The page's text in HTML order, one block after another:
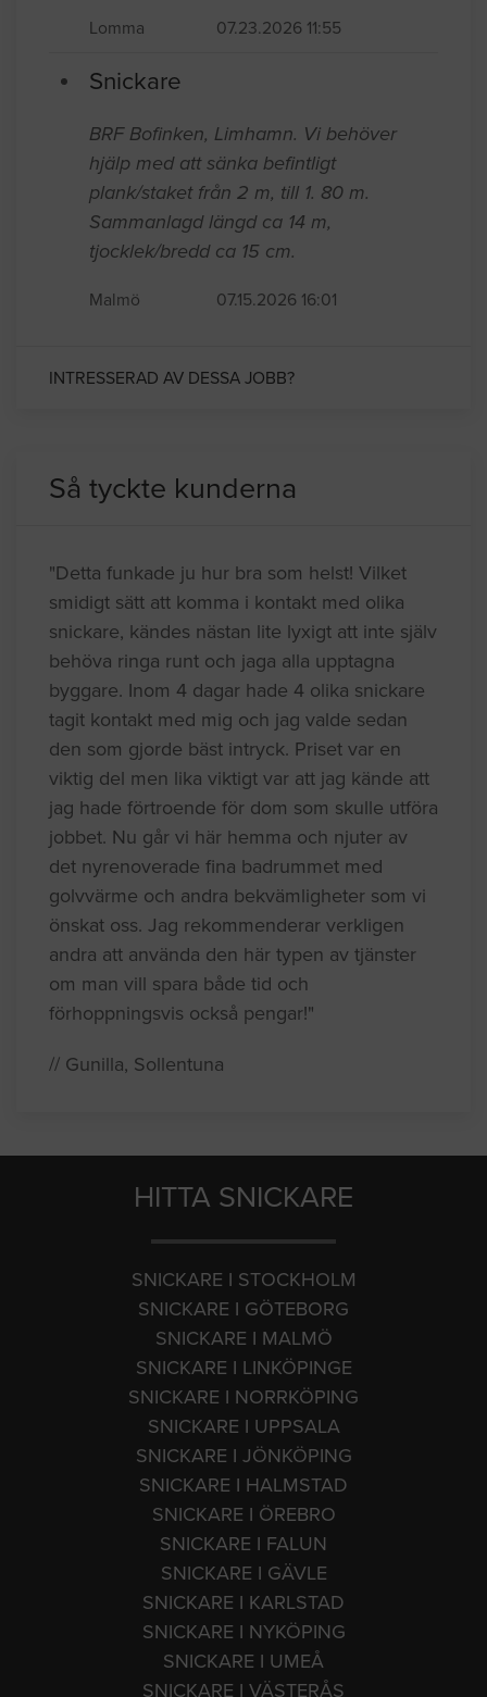
Lomma 07.23.2026 11:55
Snickare
BRF Bofinken, Limhamn. Vi behöver
hjälp med att sänka befintligt
plank/staket från 2 m, till 1. 80 m.
Sammanlagd längd ca 14 m,
tjocklek/bredd ca 15 cm.
Malmö 07.15.2026 16:01
INTRESSERAD AV DESSA JOBB?
Så tyckte kunderna
"Detta funkade ju hur bra som helst! Vilket
smidigt sätt att komma i kontakt med olika
snickare, kändes nästan lite lyxigt att inte själv
behöva ringa runt och jaga alla upptagna
byggare. Inom 4 dagar hade 4 olika snickare
tagit kontakt med mig och jag valde sedan
den som gjorde bäst intryck. Priset var en
viktig del men lika viktigt var att jag kände att
jag hade förtroende för dom som skulle utföra
jobbet. Nu går vi här hemma och njuter av
det nyrenoverade fina badrummet med
golvvärme och andra bekvämligheter som vi
önskat oss. Jag rekommenderar verkligen
andra att använda den här typen av tjänster
om man vill spara både tid och
förhoppningsvis också pengar!"
// Gunilla, Sollentuna
HITTA SNICKARE
SNICKARE I STOCKHOLM
SNICKARE I GÖTEBORG
SNICKARE I MALMÖ
SNICKARE I LINKÖPINGE
SNICKARE I NORRKÖPING
SNICKARE I UPPSALA
SNICKARE I JÖNKÖPING
SNICKARE I HALMSTAD
SNICKARE I ÖREBRO
SNICKARE I FALUN
SNICKARE I GÄVLE
SNICKARE I KARLSTAD
SNICKARE I NYKÖPING
SNICKARE I UMEÅ
SNICKARE I VÄSTERÅS